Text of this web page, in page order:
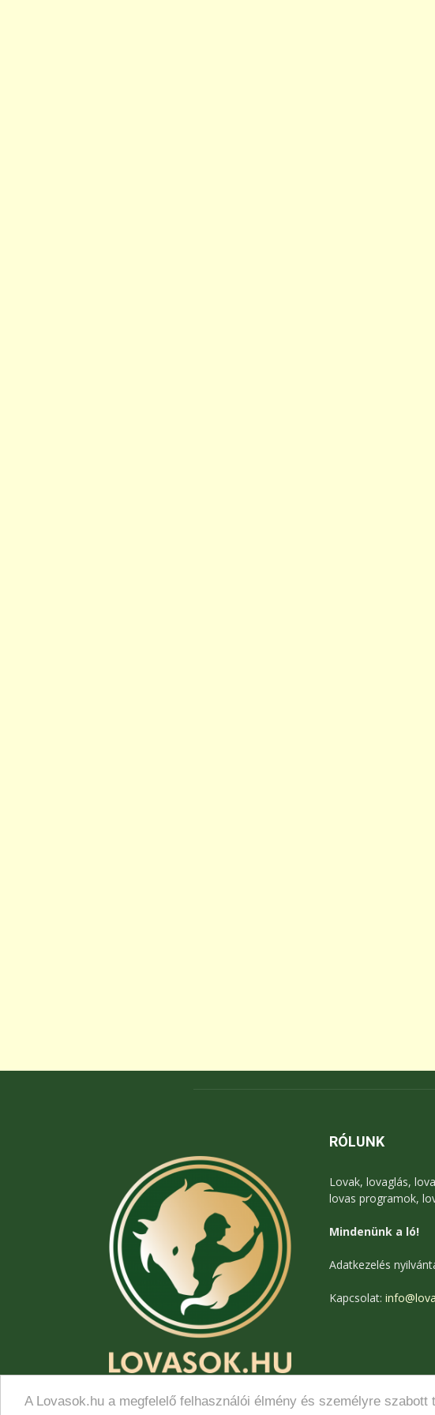
A Lovasok.hu a megfelelő felhasználói élmény és személyre szabott
RÓLUNK
Lovak, lovaglás,
lovas programok,
Mindenünk a ló!
Adatkezelés
Kapcsolat:
© Lovasok.hu